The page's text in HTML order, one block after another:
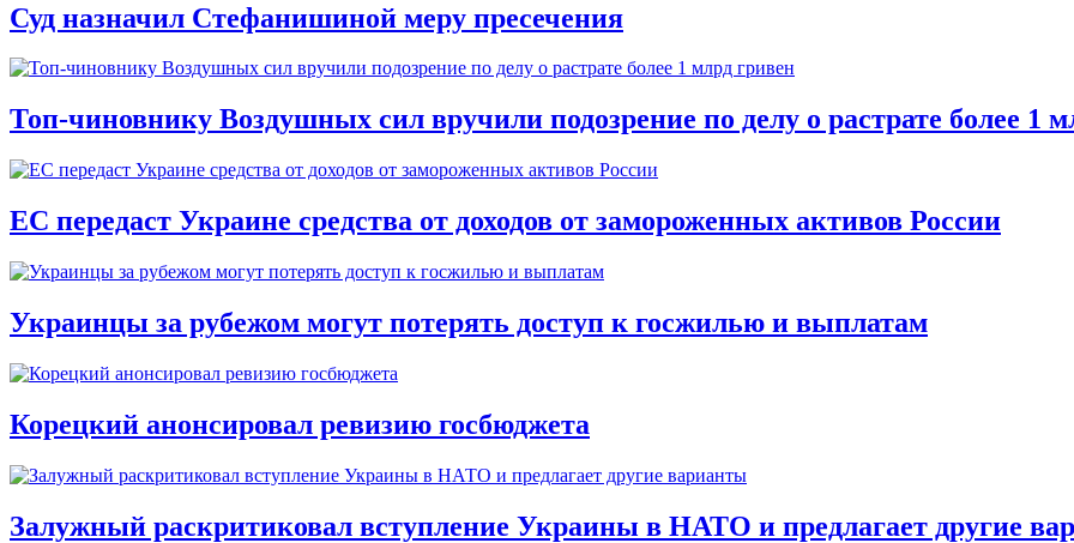
Суд назначил Стефанишиной меру пресечения
Топ-чиновнику Воздушных сил вручили подозрение по делу о растрате более 1
ЕС передаст Украине средства от доходов от замороженных активов России
Украинцы за рубежом могут потерять доступ к госжилью и выплатам
Корецкий анонсировал ревизию госбюджета
Залужный раскритиковал вступление Украины в НАТО и предлагает другие